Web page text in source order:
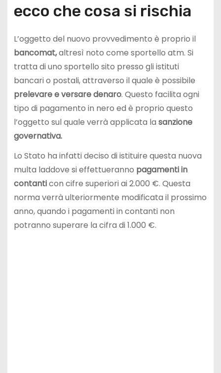
ecco che cosa si rischia
L’oggetto del nuovo provvedimento è proprio il
bancomat,altresì noto come sportello atm. Si
tratta di uno sportello sito presso gli istituti
bancari o postali, attraverso il quale è possibile
prelevare eversare denaro. Questo facilita ogni
tipo di pagamento in nero ed è proprio questo
l’oggetto sul quale verrà applicata la sanzione
governativa.
Lo Stato ha infatti deciso di istituire questa nuova
multa laddove si effettueranno pagamenti in
contanticon cifre superiori ai 2.000 €. Questa
norma verrà ulteriormente modificata il prossimo
anno, quando i pagamenti in contanti non
potranno superare la cifra di 1.000 €.